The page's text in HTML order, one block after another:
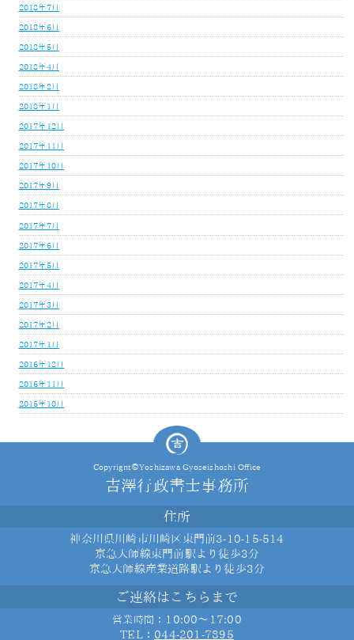
2018年7月
2018年6月
2018年5月
2018年4月
2018年2月
2018年1月
2017年12月
2017年11月
2017年10月
2017年9月
2017年8月
2017年7月
2017年6月
2017年5月
2017年4月
2017年3月
2017年2月
2017年1月
2016年12月
2016年11月
2015年10月
Copyrignt©Yoshizawa Gyoseishoshi Office
吉澤行政書士事務所
住所
神奈川県川崎市川崎区東門前3-10-15-514
京急大師線東門前駅より徒歩3分
京急大師線産業道路駅より徒歩3分
ご連絡はこちらまで
営業時間
：10:00～17:00
TEL： 044-201-7895